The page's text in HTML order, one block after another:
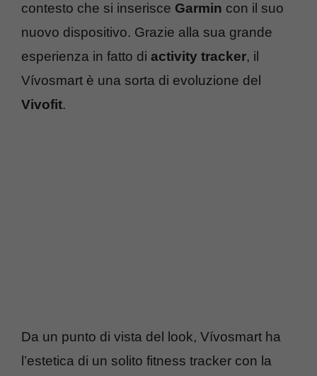
contesto che si inserisce Garmin con il suo
nuovo dispositivo. Grazie alla sua grande
esperienza in fatto di activity tracker, il
Vívosmart è una sorta di evoluzione del
Vivofit.
Da un punto di vista del look, Vívosmart ha
l’estetica di un solito fitness tracker con la